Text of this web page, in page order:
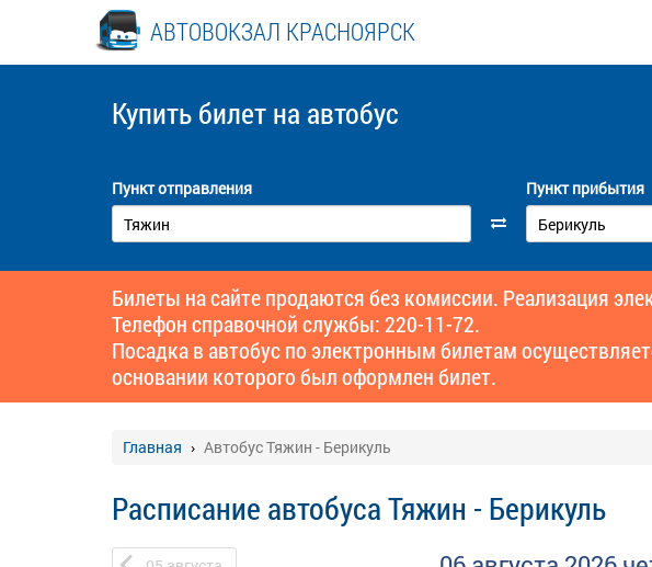
АВТОВОКЗАЛ КРАСНОЯРСК
Купить билет на автобус
Пункт отправления Пункт прибытия
Билеты на сайте продаются без комиссии. Реализация
Телефон справочной службы: 220-11-72.
Посадка в автобус по электронным билетам
основании которого был оформлен билет.
Главная Автобус Тяжин - Берикуль
Расписание автобуса Тяжин - Берикуль